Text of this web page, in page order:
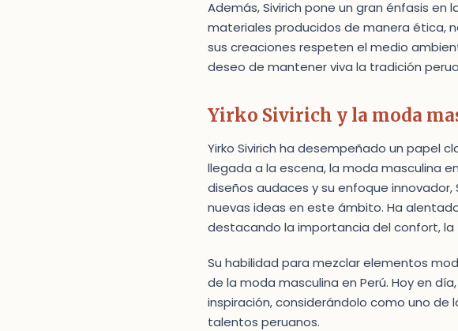
Además, Sivirich pone un gran énfasis
materiales producidos de manera ética,
sus creaciones respeten el medio
deseo de mantener viva la tradición
Yirko Sivirich y la moda
Yirko Sivirich ha desempeñado un papel
llegada a la escena, la moda masculina
diseños audaces y su enfoque
nuevas ideas en este ámbito. Ha
destacando la importancia del confort,
Su habilidad para mezclar elementos
de la moda masculina en Perú. Hoy en
inspiración, considerándolo como uno
talentos peruanos.